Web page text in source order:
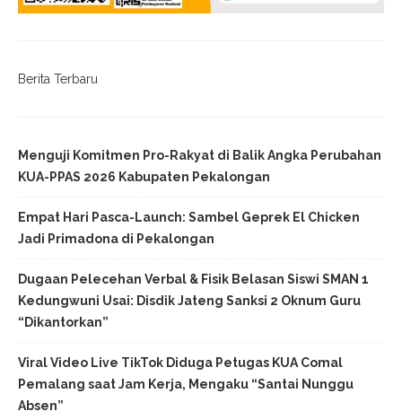
Berita Terbaru
Menguji Komitmen Pro-Rakyat di Balik Angka Perubahan
KUA-PPAS 2026 Kabupaten Pekalongan
Empat Hari Pasca-Launch: Sambel Geprek El Chicken
Jadi Primadona di Pekalongan
Dugaan Pelecehan Verbal & Fisik Belasan Siswi SMAN 1
Kedungwuni Usai: Disdik Jateng Sanksi 2 Oknum Guru
“Dikantorkan”
Viral Video Live TikTok Diduga Petugas KUA Comal
Pemalang saat Jam Kerja, Mengaku “Santai Nunggu
Absen”